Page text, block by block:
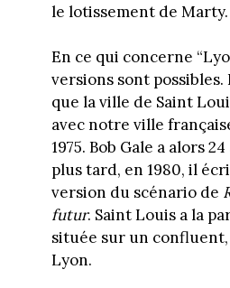
le lotissement de Marty.
En ce qui concerne
versions sont
que la ville de Saint
avec notre ville
1975. Bob Gale a alors
plus tard, en 1980, il
version du scénario de
futur. Saint Louis a la
située sur un
Lyon.